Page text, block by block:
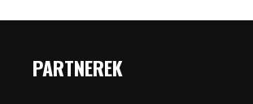
PARTNEREK